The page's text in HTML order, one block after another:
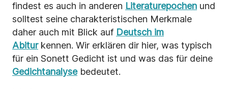
findest es auch in anderen Literaturepochen und
solltest seine charakteristischen Merkmale
daher auch mit Blick auf Deutsch im
Abitur kennen. Wir erklären dir hier, was typisch
für ein Sonett Gedicht ist und was das für deine
Gedichtanalysebedeutet.